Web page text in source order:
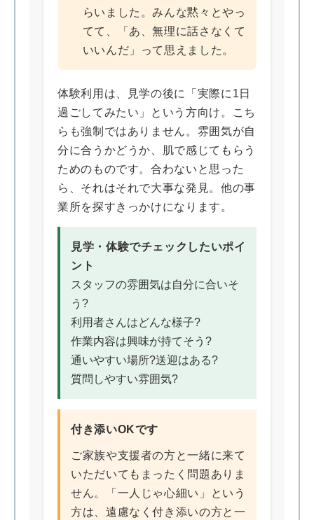
らいました。みんな黙々とやっ
てて、「あ、無理に話さなくて
いいんだ」って思えました。
体験利用は、見学の後に「実際に1日
過ごしてみたい」という方向け。こち
らも強制ではありません。雰囲気が自
分に合うかどうか、肌で感じてもらう
ためのものです。合わないと思った
ら、それはそれで大事な発見。他の事
業所を探すきっかけになります。
見学・体験でチェックしたいポイ
ント
スタッフの雰囲気は自分に合いそ
う?
利用者さんはどんな様子?
作業内容は興味が持てそう?
通いやすい場所?送迎はある?
質問しやすい雰囲気?
付き添いOKです
ご家族や支援者の方と一緒に来て
いただいてもまったく問題ありま
せん。「一人じゃ心細い」という
方は、遠慮なく付き添いの方と一